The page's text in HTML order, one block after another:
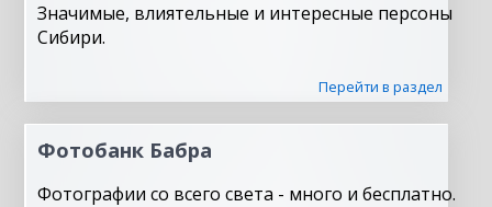
Значимые, влиятельные и интересные персоны
Сибири.
Перейти в раздел
Фотобанк Бабра
Фотографии со всего света - много и бесплатно.